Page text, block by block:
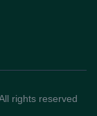
rights reserved